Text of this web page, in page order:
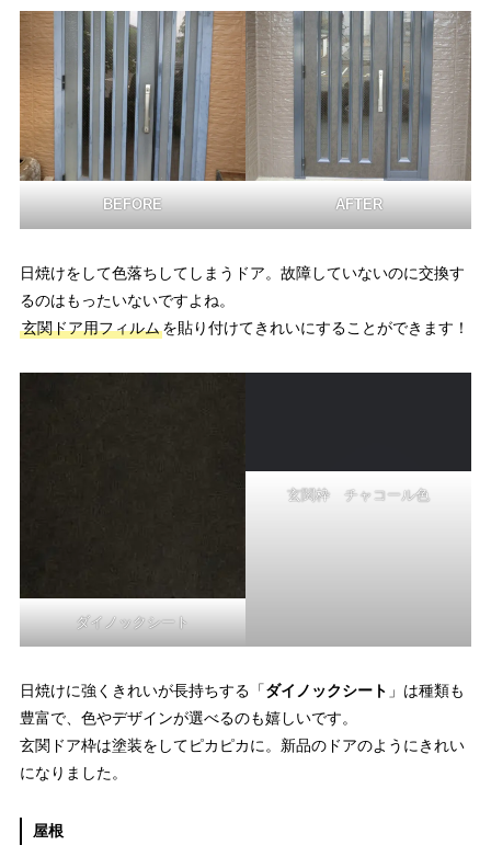
BEFORE AFTER
日焼けをして色落ちしてしまうドア。故障していないのに交換す
るのはもったいないですよね。
玄関ドア用フィルムを貼り付けてきれいにすることができます！
ダイノックシート
玄関枠 チャコール色
日焼けに強くきれいが長持ちする「ダイノックシート 」は種類も
豊富で、色やデザインが選べるのも嬉しいです。
玄関ドア枠は塗装をしてピカピカに。新品のドアのようにきれい
になりました。
屋根